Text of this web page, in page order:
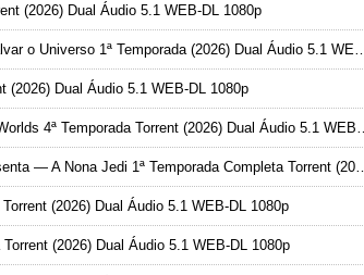
(2026) Dual Áudio 5.1 WEB-DL 1080p
Universo 1ª Temporada (2026) Dual Áudio 5.1 WEB-DL 1080p
(2026) Dual Áudio 5.1 WEB-DL 1080p
4ª Temporada Torrent (2026) Dual Áudio 5.1 WEB-DL 1080p
Jedi 1ª Temporada Completa Torrent (2026) Dual Áudio 5.1 WEB-DL 1080p
Torrent (2026) Dual Áudio 5.1 WEB-DL 1080p
(2026) Dual Áudio 5.1 WEB-DL 1080p